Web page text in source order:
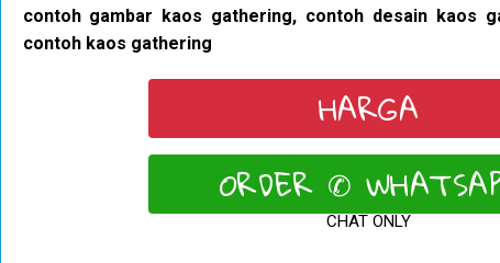
contoh gambar kaos gathering, contoh desain kaos
contoh kaos gathering
HARGA
ORDER ✆
CHAT ONLY